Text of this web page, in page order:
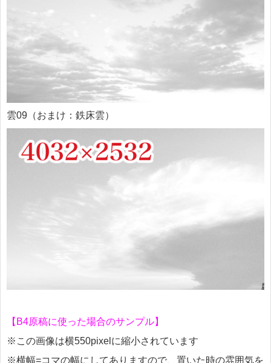
雲09（おまけ：鉄床雲）
【 B4原稿に使った場合のサンプル】
※この画像は横550pixelに縮小されています
※横幅=コマの幅にしてありますので、置いた時の雰囲気を